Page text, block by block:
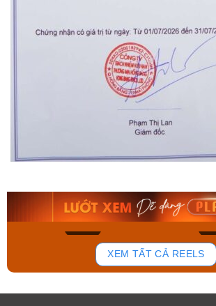
136
Orient Nam RA-
Mua ngay
XEM TẤT CẢ REELS